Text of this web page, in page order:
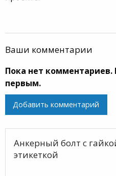
Ваши комментарии
Пока нет
первым.
Добавить комментарий
Анкерный болт с
этикеткой